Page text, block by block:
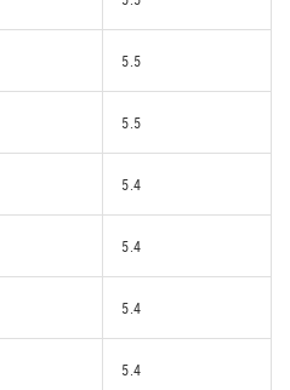
5.5
5.5
5.4
5.4
5.4
5.4